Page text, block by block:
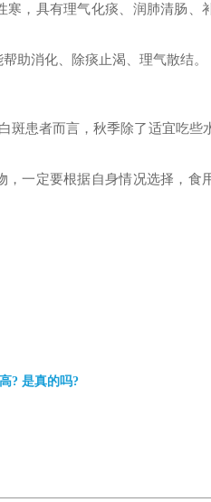
，具有理气化痰、润肺清肠、
助消化、除痰止渴、理气散结。
斑患者而言，秋季除了适宜吃些
一定要根据自身情况选择，食
? 是真的吗?